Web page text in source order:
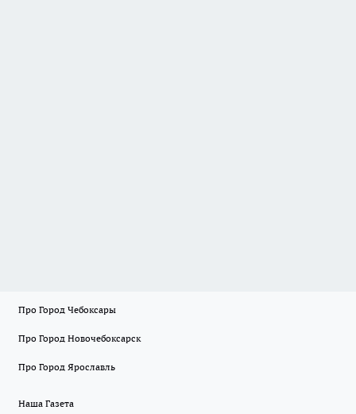
Про Город Чебоксары
Про Город Новочебоксарск
Про Город Ярославль
Наша Газета